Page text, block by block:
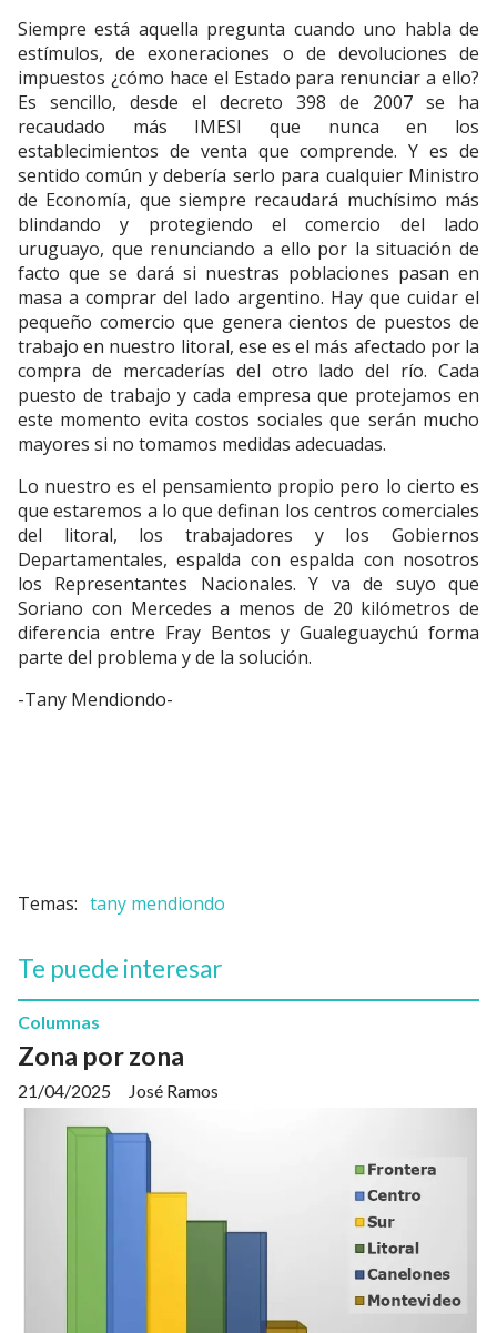
Siempre está aquella pregunta cuando uno habla de
estímulos, de exoneraciones o de devoluciones de
impuestos ¿cómo hace el Estado para renunciar a ello?
Es sencillo, desde el decreto 398 de 2007 se ha
recaudado más IMESI que nunca en los
establecimientos de venta que comprende. Y es de
sentido común y debería serlo para cualquier Ministro
de Economía, que siempre recaudará muchísimo más
blindando y protegiendo el comercio del lado
uruguayo, que renunciando a ello por la situación de
facto que se dará si nuestras poblaciones pasan en
masa a comprar del lado argentino. Hay que cuidar el
pequeño comercio que genera cientos de puestos de
trabajo en nuestro litoral, ese es el más afectado por la
compra de mercaderías del otro lado del río. Cada
puesto de trabajo y cada empresa que protejamos en
este momento evita costos sociales que serán mucho
mayores si no tomamos medidas adecuadas.
Lo nuestro es el pensamiento propio pero lo cierto es
que estaremos a lo que definan los centros comerciales
del litoral, los trabajadores y los Gobiernos
Departamentales, espalda con espalda con nosotros
los Representantes Nacionales. Y va de suyo que
Soriano con Mercedes a menos de 20 kilómetros de
diferencia entre Fray Bentos y Gualeguaychú forma
parte del problema y de la solución.
-Tany Mendiondo-
tany mendiondo
Te puede interesar
Zona por zona
José Ramos
Columnas
21/04/2025